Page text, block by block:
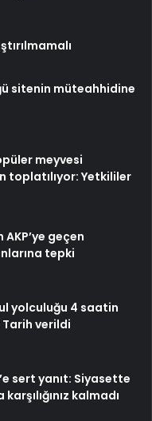
sitenin müteahhidine
meyvesi
toplatılıyor: Yetkililer
geçen
tepki
yolculuğu 4 saatin
verildi
sert yanıt: Siyasette
kalmadı